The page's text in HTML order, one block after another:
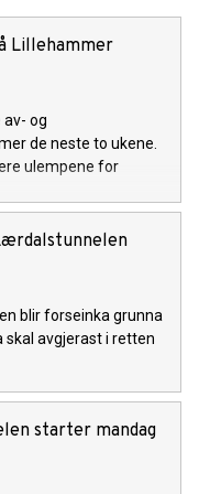
Lillehammer
og
de neste to ukene.
ulempene for
blir forseinka grunna
skal avgjerast i retten
starter mandag